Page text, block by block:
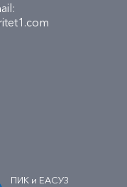
ПИК и ЕАСУЗ